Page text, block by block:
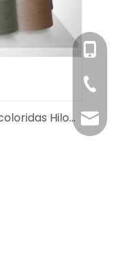
Hilo
+86-
+86-